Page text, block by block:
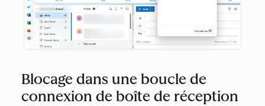
Blocage dans une boucle de
connexion de boîte de réception